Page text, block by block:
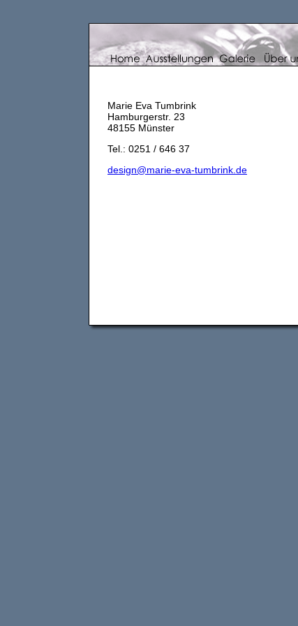
Marie Eva Tumbrink
Hamburgerstr. 23
48155 Münster
Tel.: 0251 / 646 37
design@marie-eva-tumbrink.de